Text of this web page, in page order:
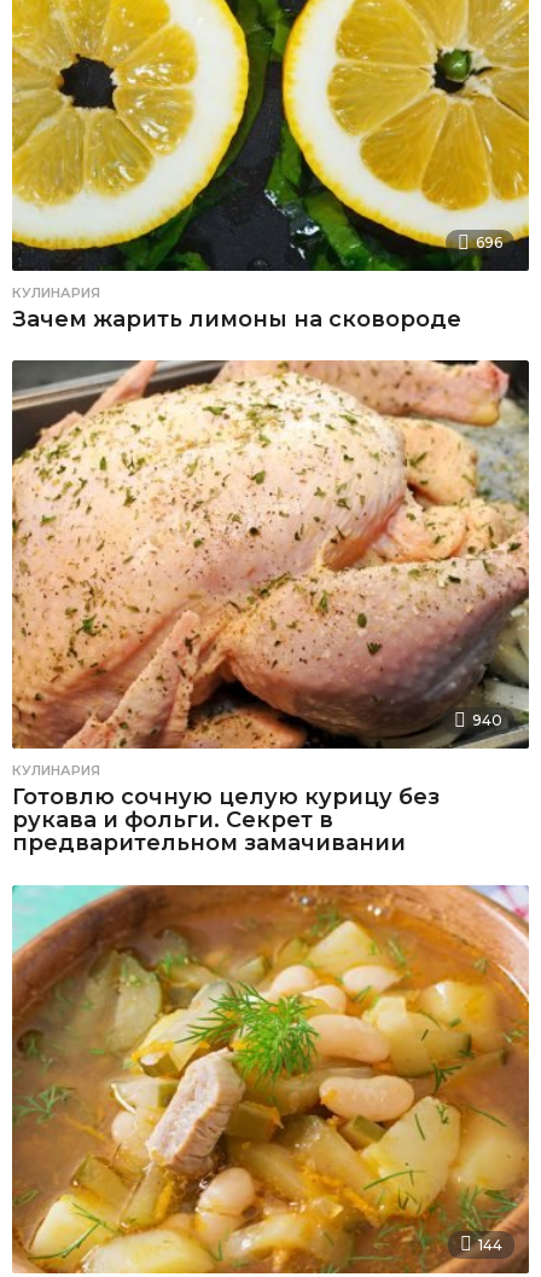
696
КУЛИНАРИЯ
Зачем жарить лимоны на сковороде
940
КУЛИНАРИЯ
Готовлю сочную целую курицу без
рукава и фольги. Секрет в
предварительном замачивании
144